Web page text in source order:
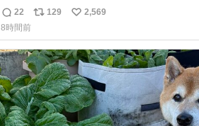
タ、完全なる同世代（笑） #70年代 #80年
代 #昭和レトロ
返
信
数
22
リ
ス
ト
数
129
い
ね
数
2,569
8時間前